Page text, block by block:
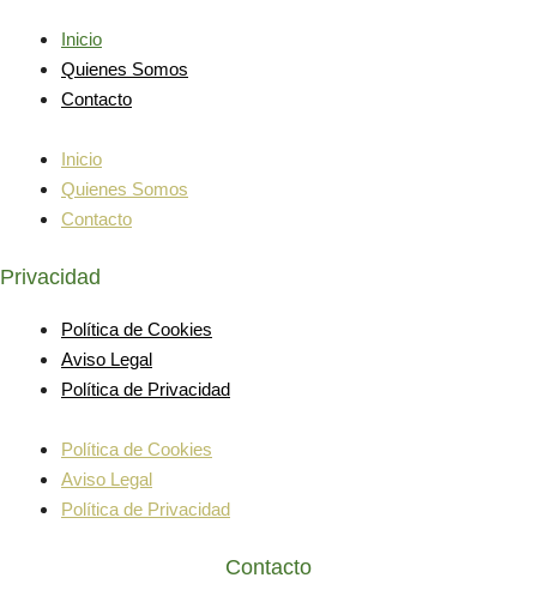
Inicio
Quienes Somos
Contacto
Inicio
Quienes Somos
Contacto
Privacidad
Política de Cookies
Aviso Legal
Política de Privacidad
Política de Cookies
Aviso Legal
Política de Privacidad
Contacto